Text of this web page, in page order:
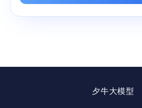
夕牛大模型